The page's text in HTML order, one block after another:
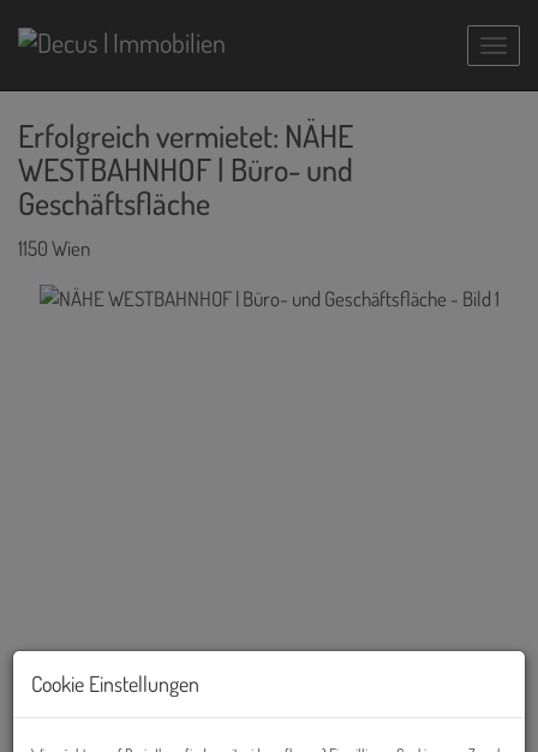
Erfolgreich vermietet: NÄHE
WESTBAHNHOF | Büro- und
Geschäftsfläche
1150 Wien
Cookie Einstellungen